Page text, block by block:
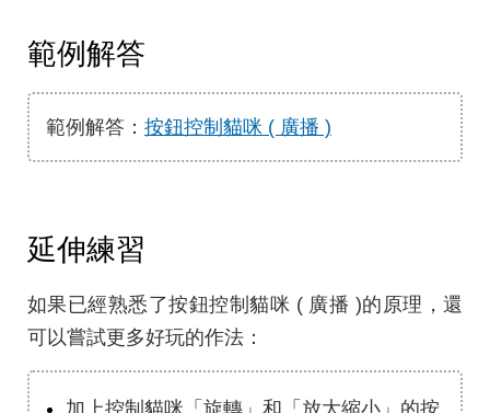
範例解答
範例解答： 按鈕控制貓咪 ( 廣播 )
延伸練習
如果已經熟悉了按鈕控制貓咪 ( 廣播 )的原理，還
可以嘗試更多好玩的作法：
加上控制貓咪「旋轉」和「放大縮小」的按